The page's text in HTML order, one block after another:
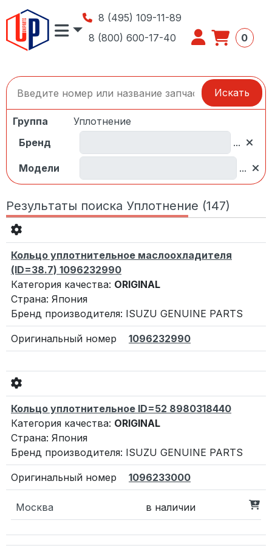
8 (495) 109-11-89
8 (800) 600-17-40
0
Искать
Группа
Уплотнение
Бренд
...
Модели ...
Результаты поиска Уплотнение (147)
Кольцо уплотнительное маслоохладителя
(ID=38.7) 1096232990
Категория качества: ORIGINAL
Страна: Япония
Бренд производителя: ISUZU GENUINE PARTS
1096232990
Кольцо уплотнительное ID=52 8980318440
Категория качества: ORIGINAL
Страна: Япония
Бренд производителя: ISUZU GENUINE PARTS
1096233000
Москва в наличии